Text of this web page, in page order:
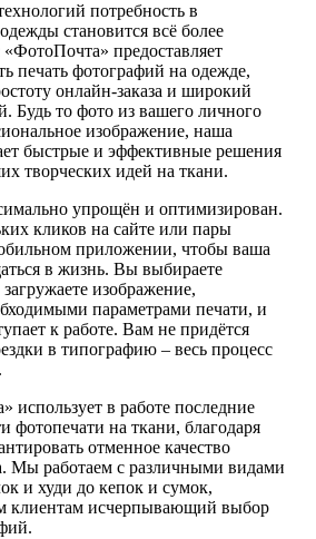
потребность в
становится всё более
предоставляет
печать фотографий на одежде,
онлайн-заказа и широкий
Будь то фото из вашего личного
изображение, наша
быстрые и эффективные решения
творческих идей на ткани.
упрощён и оптимизирован.
кликов на сайте или пары
приложении, чтобы ваша
в жизнь. Вы выбираете
изображение,
параметрами печати, и
к работе. Вам не придётся
в типографию – весь процесс
использует в работе последние
фотопечати на ткани, благодаря
отменное качество
Мы работаем с различными видами
и худи до кепок и сумок,
клиентам исчерпывающий выбор